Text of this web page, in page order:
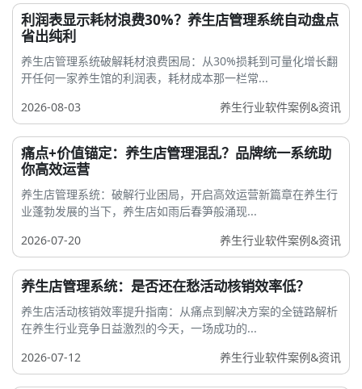
利润表显示耗材浪费30%？养生店管理系统自动盘点
省出纯利
养生店管理系统破解耗材浪费困局：从30%损耗到可量化增长翻
开任何一家养生馆的利润表，耗材成本那一栏常...
2026-08-03
养生行业软件案例&资讯
痛点+价值锚定：养生店管理混乱？品牌统一系统助
你高效运营
养生店管理系统：破解行业困局，开启高效运营新篇章在养生行
业蓬勃发展的当下，养生店如雨后春笋般涌现...
2026-07-20
养生行业软件案例&资讯
养生店管理系统：是否还在愁活动核销效率低？
养生店活动核销效率提升指南：从痛点到解决方案的全链路解析
在养生行业竞争日益激烈的今天，一场成功的...
2026-07-12
养生行业软件案例&资讯